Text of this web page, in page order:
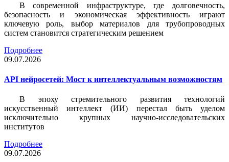
В современной инфраструктуре, где долговечность,
безопасность и экономическая эффективность играют
ключевую роль, выбор материалов для трубопроводных
систем становится стратегическим решением
Подробнее
09.07.2026
API нейросетей: Мост к интеллектуальным возможностям
В эпоху стремительного развития технологий
искусственный интеллект (ИИ) перестал быть уделом
исключительно крупных научно-исследовательских
институтов
Подробнее
09.07.2026